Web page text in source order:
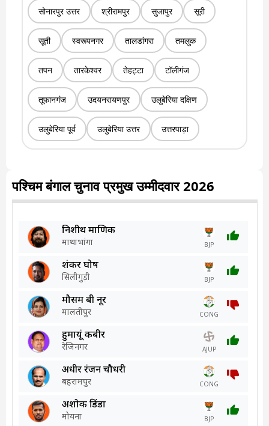
सोनारपुर उत्तर श्रीरामपुर सुजापुर सूरी
सूती स्वरूपनगर तालडांगरा तमलुक
तपन तारकेश्वर तेहट्टा टॉलीगंज
तूफानगंज उदयनरायणपुर उलुबेरिया दक्षिण
उलुबेरिया पूर्व उलुबेरिया उत्तर उत्तरपाड़ा
पश्चिम बंगाल चुनाव प्रमुख उम्मीदवार 2026